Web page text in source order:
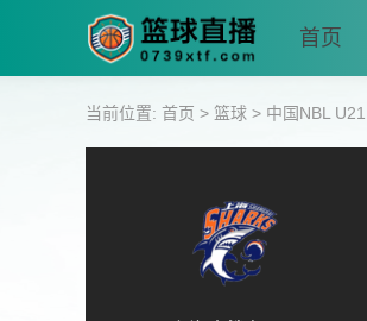
首页
当前位置: 首页 > 篮球 > 中国NBL U21